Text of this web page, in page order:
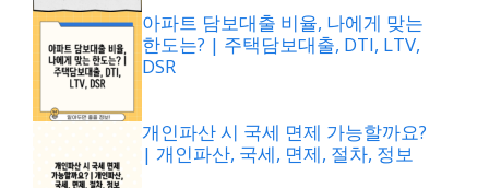
아파트 담보대출 비율, 나에게 맞는
한도는? | 주택담보대출, DTI, LTV,
DSR
개인파산 시 국세 면제 가능할까요?
| 개인파산, 국세, 면제, 절차, 정보